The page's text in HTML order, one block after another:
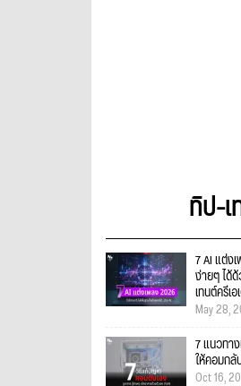
ทิป-
7 AI แต่ง
ง่ายๆ ได้
เทนต์ครีเ
May 28,
7 แนวทา
ให้คอมกลั
Oct 16,